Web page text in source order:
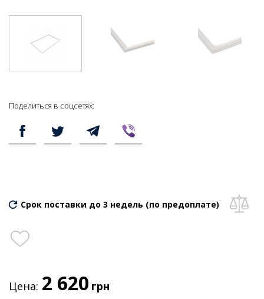
Поделиться в соцсетях:
Срок поставки до 3 недель (по предоплате)
Цена: 2 620 грн